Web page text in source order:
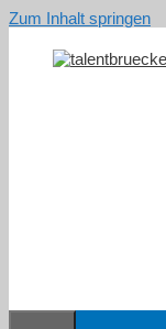
Zum Inhalt springen